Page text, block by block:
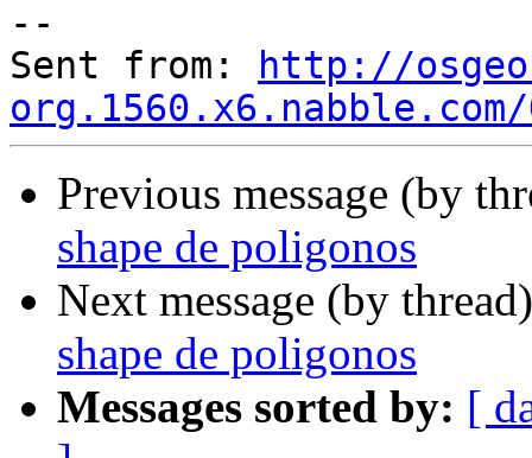
--
Sent from:
http://
Previous message (by
shape de poligonos
Next message (by
shape de poligonos
Messages sorted by: [